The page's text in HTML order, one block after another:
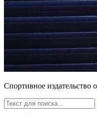
Спортивное издательство